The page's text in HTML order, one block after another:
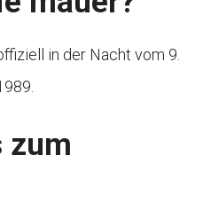
in der Nacht vom 9.
zum